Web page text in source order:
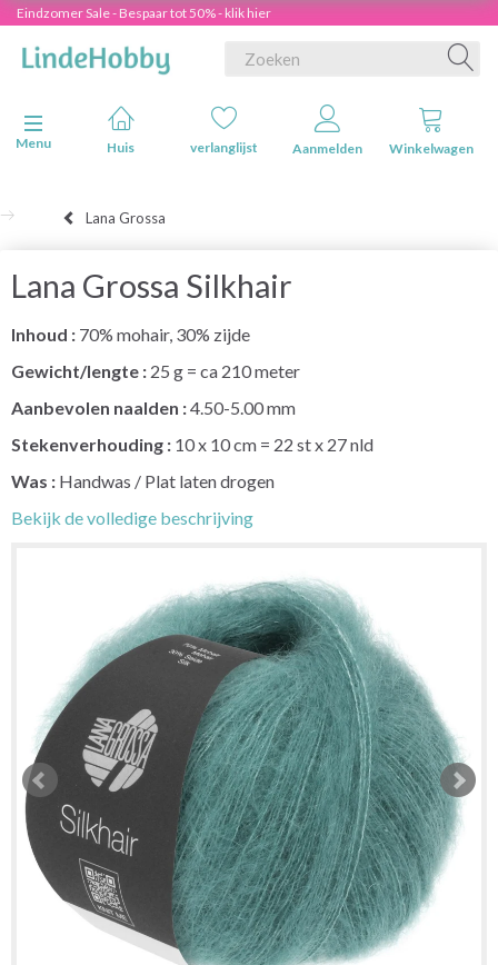
Eindzomer Sale - Bespaar tot 50% - klik hier
Navigatie in-/uitschakelen
Menu
Huis verlanglijst Aanmelden Winkelwagen
Lana Grossa
Lana Grossa Silkhair
Inhoud : 70% mohair, 30% zijde
Gewicht/lengte : 25 g = ca 210 meter
Aanbevolen naalden :4.50-5.00 mm
Stekenverhouding : 10 x 10 cm = 22 st x 27 nld
Was : Handwas / Plat laten drogen
Bekijk de volledige beschrijving